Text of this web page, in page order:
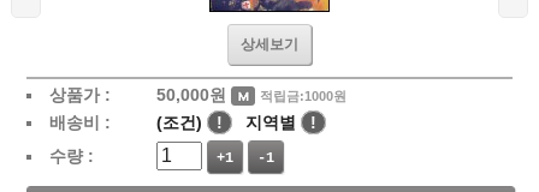
상세보기
상품가 : 50,000원 적립금:1000원
배송비 : (조건) ! 지역별
!
수량 :
+1 -1